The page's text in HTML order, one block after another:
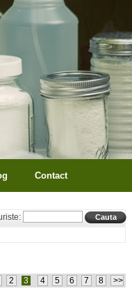
Contact
2 3 4 5 6 7 8 >>